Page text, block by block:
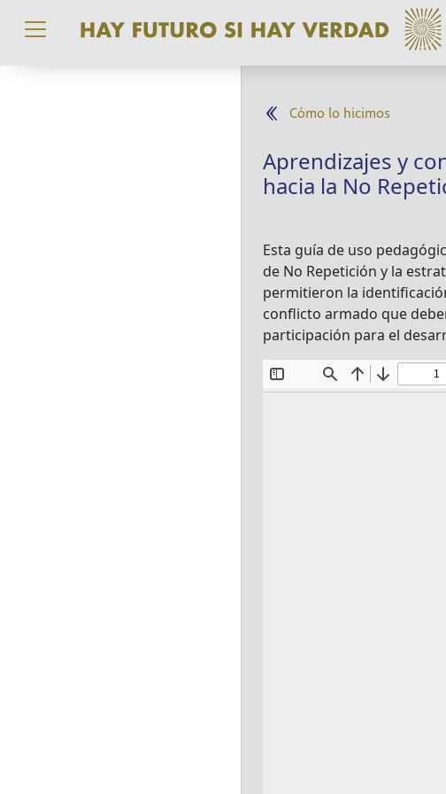
Pasar al contenido principal
Cómo lo hicimos
Aprendizajes y
hacia la No
Esta guía de uso
de No Repetición y la
permitieron la
conflicto armado que
participación para el